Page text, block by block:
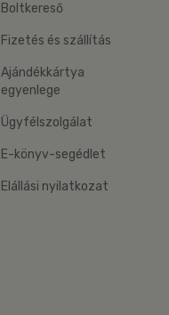
Boltkereső
Fizetés és szállítás
Ajándékkártya
egyenlege
Ügyfélszolgálat
E-könyv-segédlet
Elállási nyilatkozat